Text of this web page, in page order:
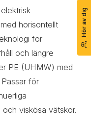
Hör av dig
horisontellt
för
och längre
PE (UHMW) med
för
viskösa vätskor.